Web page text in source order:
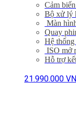
Cảm
Bộ xử lý
Màn
Quay
Hệ
ISO mở
Hỗ trợ
Bảo
Đã bao
21.990.000